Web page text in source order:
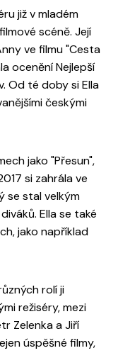
již v mladém
scéně. Její
ve filmu "Cesta
ocenění Nejlepší
Od té doby si Ella
českými
jako "Přesun",
si zahrála ve
se stal velkým
Ella se také
jako například
rolí ji
režiséry, mezi
Zelenka a Jiří
úspěšné filmy,